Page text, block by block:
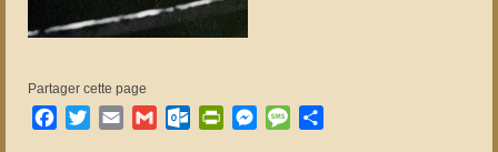
Partager cette page
Facebook
TwitterEmail GmailOutlook.com
PrintFriendly
Messenger
Message